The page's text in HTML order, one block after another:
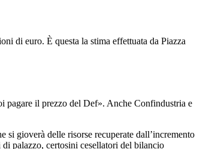
di euro. È questa la stima effettuata da Piazza
pagare il prezzo del Def». Anche Confindustria e
si gioverà delle risorse recuperate dall’incremento
palazzo, certosini cesellatori del bilancio